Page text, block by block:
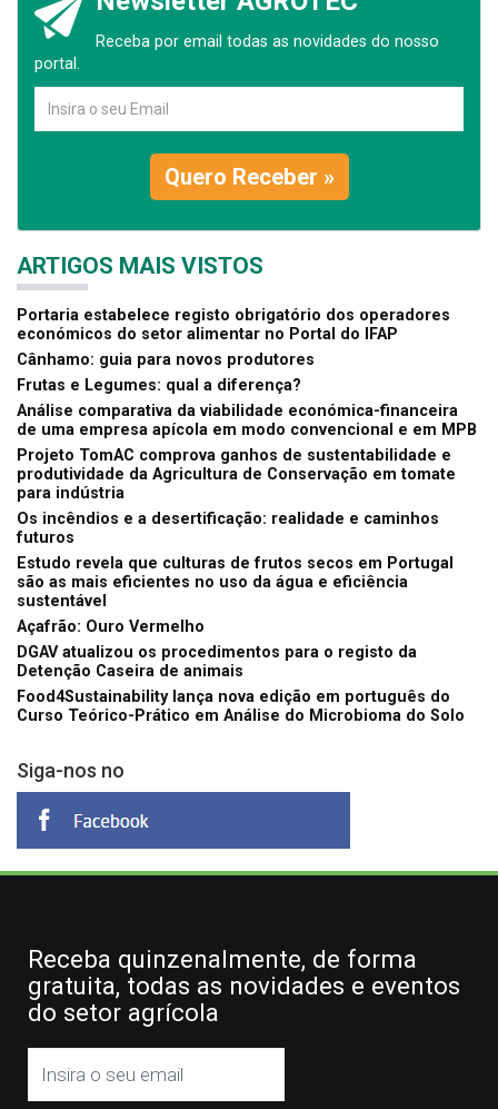
Receba por email todas as novidades do nosso
portal.
Quero Receber »
ARTIGOS MAIS VISTOS
Portaria estabelece registo obrigatório dos operadores
económicos do setor alimentar no Portal do IFAP
Cânhamo: guia para novos produtores
Frutas e Legumes: qual a diferença?
Análise comparativa da viabilidade económica-financeira
de uma empresa apícola em modo convencional e em MPB
Projeto TomAC comprova ganhos de sustentabilidade e
produtividade da Agricultura de Conservação em tomate
para indústria
Os incêndios e a desertificação: realidade e caminhos
futuros
Estudo revela que culturas de frutos secos em Portugal
são as mais eficientes no uso da água e eficiência
sustentável
Açafrão: Ouro Vermelho
DGAV atualizou os procedimentos para o registo da
Detenção Caseira de animais
Food4Sustainability lança nova edição em português do
Curso Teórico-Prático em Análise do Microbioma do Solo
Siga-nos no
Receba quinzenalmente, de forma
gratuita, todas as novidades e eventos
do setor agrícola